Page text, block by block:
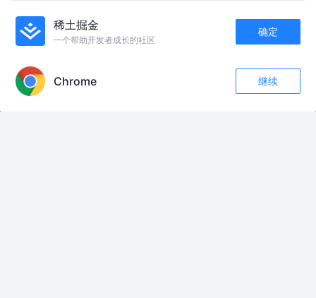
39
新新娘婚纱婚庆放大招！0-18岁写真套餐，提供服装造型，24小时内核销还
送纸质和电子版，速来！#婚庆策划 #儿童写真 #暑期特惠 #服装造型 #婚纱
生活实用小妙招 #劳动人民的智慧 #涨知识 #实用小技巧 #生活小妙招
《对话品牌》——领航新智造 笃行向未来
零基础学法语真的不难！发音单词会话轻松搞定 专为零起点设计的法语入门
稀土掘金
一个帮助开发者成长的社区
确定
Chrome 继续